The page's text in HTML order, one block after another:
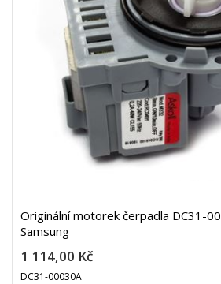
Originální motorek čerpadla DC31-
Samsung
1 114,00 Kč
DC31-00030A